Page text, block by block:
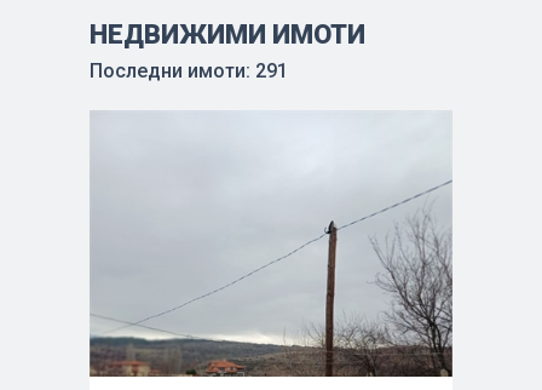
НЕДВИЖИМИ ИМОТИ
Последни имоти: 291